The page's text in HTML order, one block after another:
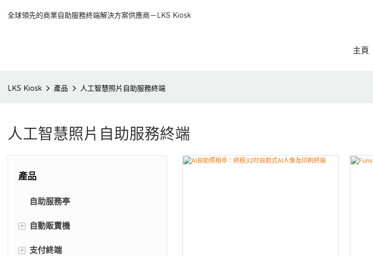
全球領先的商業自助服務終端解決方案供應商－LKS Kiosk
主頁
LKS Kiosk 產品 人工智慧照片自助服務終端
人工智慧照片自助服務終端
產品
自助服務亭
+ 自動販賣機
手機殼自動販賣機
+ 支付終端